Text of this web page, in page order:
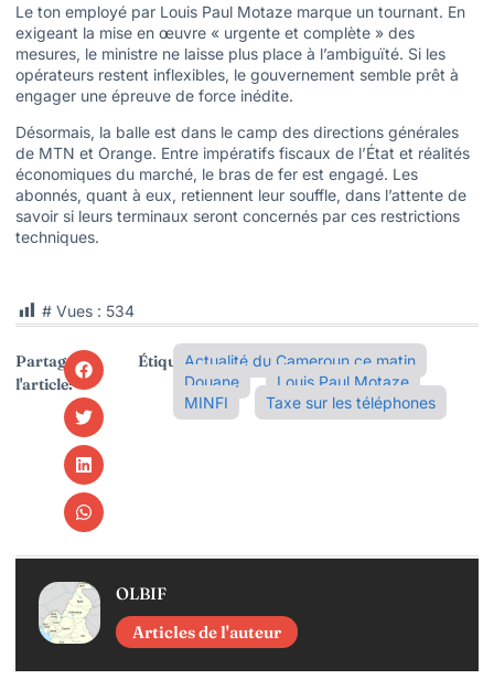
Le ton employé par Louis Paul Motaze marque un tournant. En
exigeant la mise en œuvre « urgente et complète » des
mesures, le ministre ne laisse plus place à l’ambiguïté. Si les
opérateurs restent inflexibles, le gouvernement semble prêt à
engager une épreuve de force inédite.
Désormais, la balle est dans le camp des directions générales
de MTN et Orange. Entre impératifs fiscaux de l’État et réalités
économiques du marché, le bras de fer est engagé. Les
abonnés, quant à eux, retiennent leur souffle, dans l’attente de
savoir si leurs terminaux seront concernés par ces restrictions
techniques.
# Vues : 534
Partager
l'article:
Étiquettes:Actualité du Cameroun ce matin
Douane
Louis Paul Motaze
MINFI
Taxe sur les téléphones
OLBIF
Articles de l'auteur